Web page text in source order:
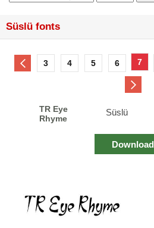
Süslü fonts
3 4 5 6 7
TR Eye
Rhyme
Süslü
Download